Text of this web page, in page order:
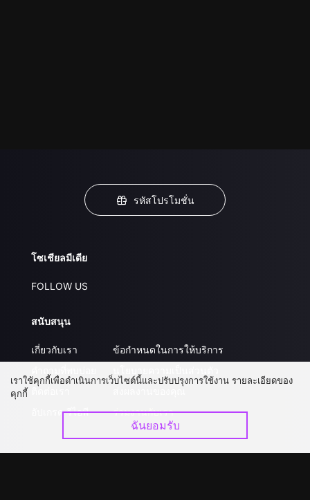
รหัสโปรโมชั่น
โซเชียลมีเดีย
FOLLOW US
สนับสนุน
เกี่ยวกับเรา
อัปเกรด วีไอพี
ข้อกำหนดในการให้บริการ
ร่วมงานกับเรา
เราใช้คุกกี้เพื่อดำเนินการเว็บไซต์นี้และปรับปรุงการใช้งาน รายละเอียดของ
คุกกี้
ฉันยอมรับ